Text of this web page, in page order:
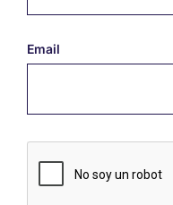
Email